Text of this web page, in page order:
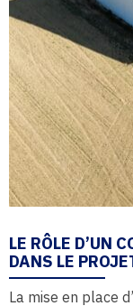
LE RÔLE D’UN
DANS LE
La mise en place